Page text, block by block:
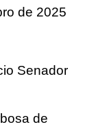
de 2025
Senador
de